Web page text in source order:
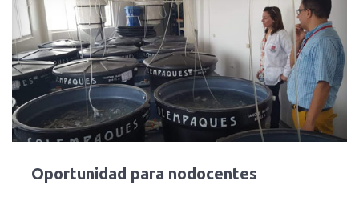
Oportunidad para nodocentes